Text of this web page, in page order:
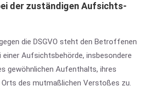
der zuständigen Aufsichts­
die DSGVO steht den Betroffenen
einer Aufsichtsbehörde, insbesondere
gewöhnlichen Aufenthalts, ihres
des mutmaßlichen Verstoßes zu.